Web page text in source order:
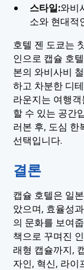
스타일:와비
소와 현대적
호텔 젠 도쿄는
인으로 캡슐 호
본의 와비사비
하고 차분한 디
라운지는 여행
할 수 있는 공간
러본 후, 도심 한
선택입니다.
결론
캡슐 호텔은 일
았으며, 효율성
의 문화를 보여
책으로 꾸며진
래형 캡슐까지,
자인, 혁신, 라이